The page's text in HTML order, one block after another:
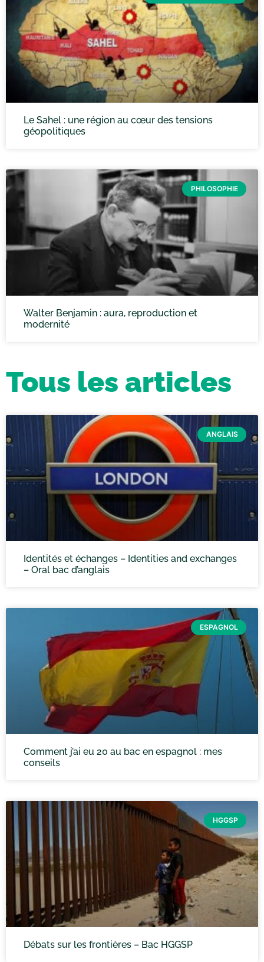
Le Sahel : une région au cœur des tensions
géopolitiques
PHILOSOPHIE
Walter Benjamin : aura, reproduction et
modernité
Tous les articles
ANGLAIS
Identités et échanges – Identities and exchanges
– Oral bac d’anglais
ESPAGNOL
Comment j’ai eu 20 au bac en espagnol : mes
conseils
HGGSP
Débats sur les frontières – Bac HGGSP